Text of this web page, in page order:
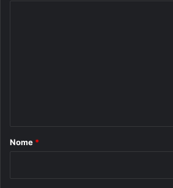
rNome *